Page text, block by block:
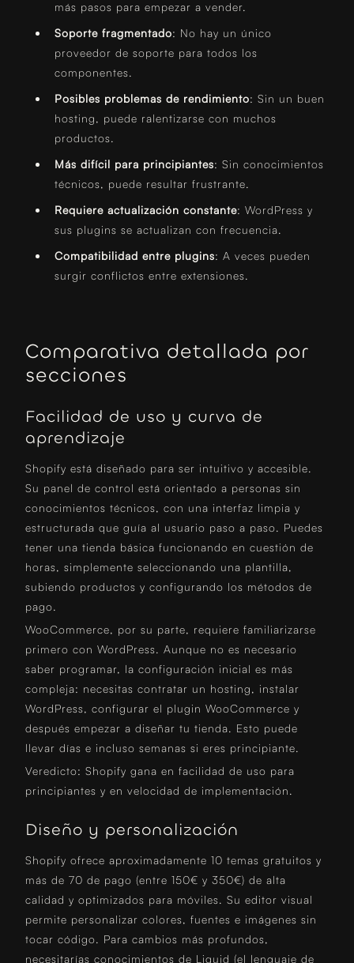
más pasos para empezar a vender.
Soporte fragmentado: No hay un único
proveedor de soporte para todos los
componentes.
Posibles problemas de rendimiento: Sin un buen
hosting, puede ralentizarse con muchos
productos.
Más difícil para principiantes: Sin conocimientos
técnicos, puede resultar frustrante.
Requiere actualización constante: WordPress y
sus plugins se actualizan con frecuencia.
Compatibilidad entre plugins: A veces pueden
surgir conflictos entre extensiones.
Comparativa detallada por
secciones
Facilidad de uso y curva de
aprendizaje
Shopify está diseñado para ser intuitivo y accesible.
Su panel de control está orientado a personas sin
conocimientos técnicos, con una interfaz limpia y
estructurada que guía al usuario paso a paso. Puedes
tener una tienda básica funcionando en cuestión de
horas, simplemente seleccionando una plantilla,
subiendo productos y configurando los métodos de
pago.
WooCommerce, por su parte, requiere familiarizarse
primero con WordPress. Aunque no es necesario
saber programar, la configuración inicial es más
compleja: necesitas contratar un hosting, instalar
WordPress, configurar el plugin WooCommerce y
después empezar a diseñar tu tienda. Esto puede
llevar días e incluso semanas si eres principiante.
Veredicto: Shopify gana en facilidad de uso para
principiantes y en velocidad de implementación.
Diseño y personalización
Shopify ofrece aproximadamente 10 temas gratuitos y
más de 70 de pago (entre 150€ y 350€) de alta
calidad y optimizados para móviles. Su editor visual
permite personalizar colores, fuentes e imágenes sin
tocar código. Para cambios más profundos,
necesitarías conocimientos de Liquid (el lenguaje de